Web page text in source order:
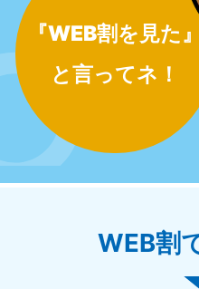
『WEB割を見た』
と言ってネ！
WEB割